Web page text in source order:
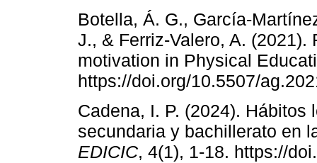
Botella, Á. G., García-
J., & Ferriz-Valero, A. (2021).
motivation in Physical
https://doi.org/10.5507/
Cadena, I. P. (2024).
secundaria y bachillerato en
EDICIC, 4(1), 1-18. https://